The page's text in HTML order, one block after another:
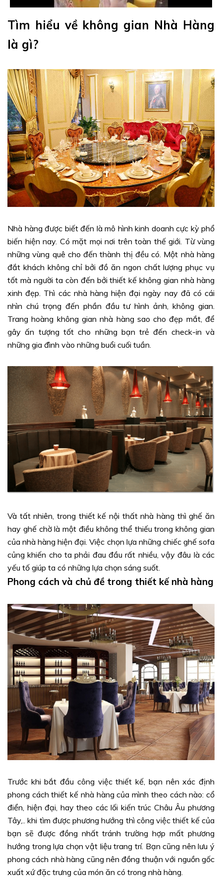
Tìm hiểu về không gian Nhà Hàng
là gì?
Nhà hàng được biết đến là mô hình kinh doanh cực kỳ phổ
biến hiện nay. Có mặt mọi nơi trên toàn thế giới. Từ vùng
những vùng quê cho đến thành thị đều có. Một nhà hàng
đắt khách không chỉ bởi đồ ăn ngon chất lượng phục vụ
tốt mà người ta còn đến bởi thiết kế không gian nhà hàng
xinh đẹp. Thì các nhà hàng hiện đại ngày nay đã có cái
nhìn chú trọng đến phần đầu tư hình ảnh, không gian.
Trang hoàng không gian nhà hàng sao cho đẹp mắt, để
gây ấn tượng tốt cho những bạn trẻ đến check-in và
những gia đình vào những buổi cuối tuần.
Và tất nhiên, trong thiết kế nội thất nhà hàng thì ghế ăn
hay ghế chờ là một điều không thể thiếu trong không gian
của nhà hàng hiện đại. Việc chọn lựa những chiếc ghế sofa
củng khiến cho ta phải đau đầu rất nhiều, vậy đâu là các
yếu tố giúp ta có những lựa chọn sáng suốt.
Phong cách và chủ đề trong thiết kế nhà hàng
Trước khi bắt đầu công việc thiết kế, bạn nên xác định
phong cách thiết kế nhà hàng của mình theo cách nào: cổ
điển, hiện đại, hay theo các lối kiến trúc Châu Âu phương
Tây,.. khi tìm được phương hướng thì công việc thiết kế của
bạn sẽ được đồng nhất tránh trường hợp mất phương
hướng trong lựa chọn vật liệu trang trí. Bạn cũng nên lưu ý
phong cách nhà hàng cũng nên đồng thuận với nguồn gốc
xuất xứ đặc trưng của món ăn có trong nhà hàng.